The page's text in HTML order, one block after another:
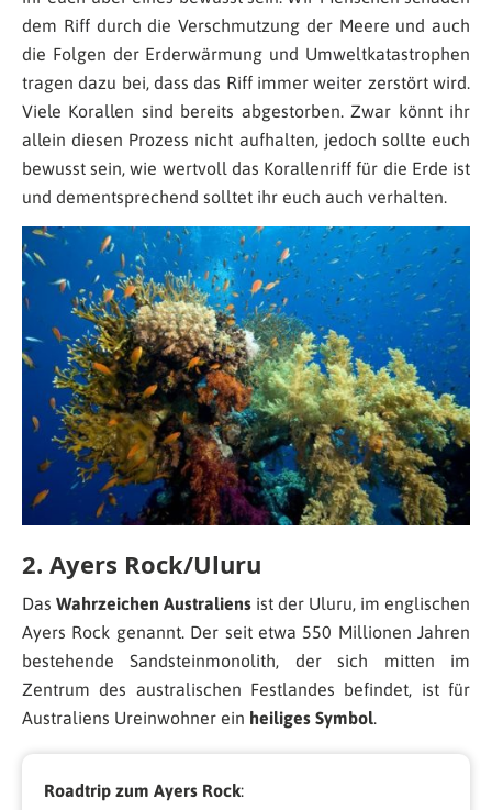
dem Riff durch die Verschmutzung der Meere und auch
die Folgen der Erderwärmung und Umweltkatastrophen
tragen dazu bei, dass das Riff immer weiter zerstört wird.
Viele Korallen sind bereits abgestorben. Zwar könnt ihr
allein diesen Prozess nicht aufhalten, jedoch sollte euch
bewusst sein, wie wertvoll das Korallenriff für die Erde ist
und dementsprechend solltet ihr euch auch verhalten.
2. Ayers Rock/Uluru
Das Wahrzeichen Australiens ist der Uluru, im englischen
Ayers Rock genannt. Der seit etwa 550 Millionen Jahren
bestehende Sandsteinmonolith, der sich mitten im
Zentrum des australischen Festlandes befindet, ist für
Australiens Ureinwohner ein heiliges Symbol.
Roadtrip zum Ayers Rock: